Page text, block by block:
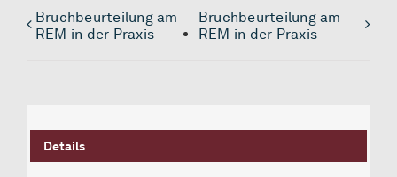
Bruchbeurteilung am
REM in der Praxis
Bruchbeurteilung am
REM in der Praxis
Details